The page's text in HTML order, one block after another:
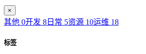
×
其他 0开发 8 日常 5资源 10运维 18
标签